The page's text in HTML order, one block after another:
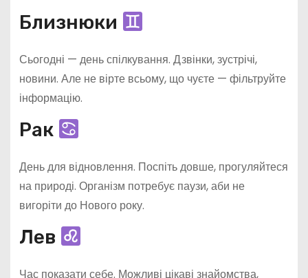
Близнюки
Сьогодні — день спілкування. Дзвінки, зустрічі,
новини. Але не вірте всьому, що чуєте — фільтруйте
інформацію.
Рак
День для відновлення. Поспіть довше, прогуляйтеся
на природі. Організм потребує паузи, аби не
вигоріти до Нового року.
Лев
Час показати себе. Можливі цікаві знайомства,